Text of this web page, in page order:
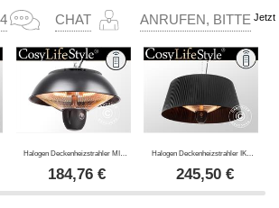
CHAT ANRUFEN, BITTE Jetzt
184,76€
Halogen Deckenheizstrahler IKEMA mit RC, 1500W, Schwarz
245,50€